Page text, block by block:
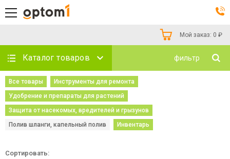
Мой заказ: 0 ₽
Каталог товаров фильтр
Все товары
Инструменты для ремонта
Удобрение и препараты для растений
Защита от насекомых, вредителей и грызунов
Полив шланги, капельный полив
Инвентарь
Сортировать: